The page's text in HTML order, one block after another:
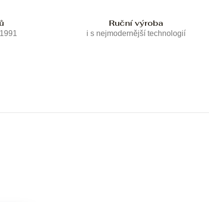
Ruční výroba
i s nejmodernější technologií